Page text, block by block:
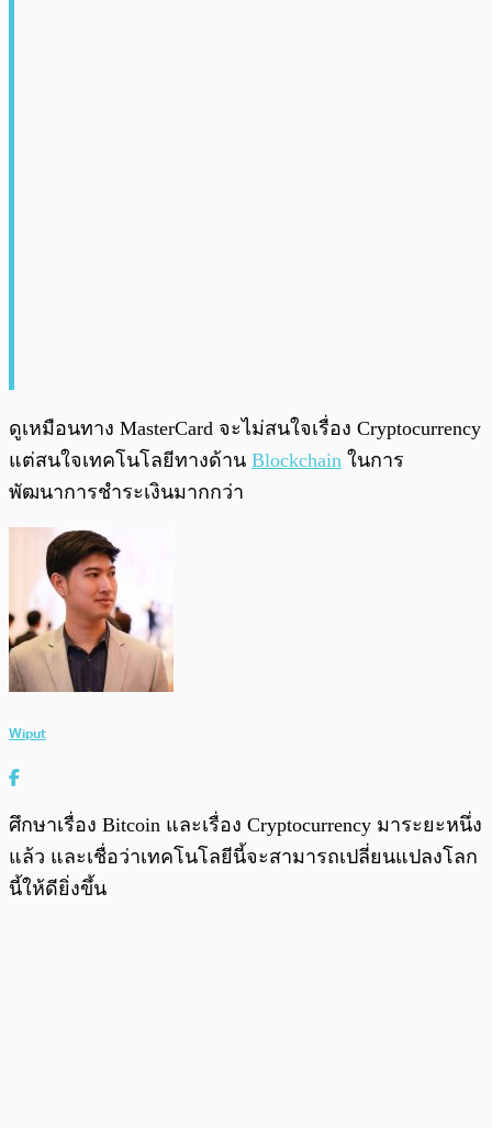
ดูเหมือนทาง MasterCard จะไม่สนใจเรื่อง Cryptocurrency
แต่สนใจเทคโนโลยีทางด้าน Blockchain ในการ
พัฒนาการชำระเงินมากกว่า
Wiput
ศึกษาเรื่อง Bitcoin และเรื่อง Cryptocurrency มาระยะหนึ่ง
แล้ว และเชื่อว่าเทคโนโลยีนี้จะสามารถเปลี่ยนแปลงโลก
นี้ให้ดียิ่งขึ้น